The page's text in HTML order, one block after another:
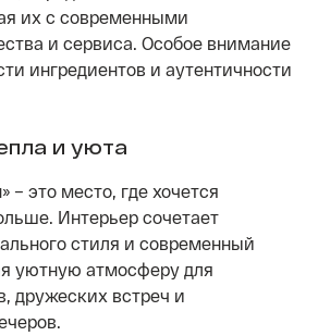
их с современными
и сервиса. Особое внимание
ингредиентов и аутентичности
и уюта
– это место, где хочется
Интерьер сочетает
стиля и современный
уютную атмосферу для
дружеских встреч и